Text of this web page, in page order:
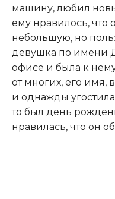
машину, любил
ему нравилось, что
небольшую, но
девушка по имени
офисе и была к
от многих, его имя,
и однажды угостила
то был день
нравилась, что он